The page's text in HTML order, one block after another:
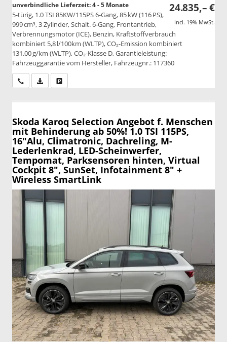
24.835,– €
incl. 19% MwSt.
unverbindliche Lieferzeit: 4 - 5 Monate
5-türig, 1.0 TSI 85KW/115PS 6-Gang, 85 kW (116 PS),
999 cm³, 3 Zylinder, Schalt. 6-Gang, Frontantrieb,
Verbrennungsmotor (ICE), Benzin, Kraftstoffverbrauch
kombiniert 5,8 l/100km (WLTP), CO₂-Emission kombiniert
131.00 g/km (WLTP), CO₂-Klasse D, Garantieleistung:
Fahrzeuggarantie vom Hersteller, Fahrzeugnr.: 117360
Wir rufen Sie anPDF-Datei, Fahrzeugexposé drucken
Skoda Karoq Selection Angebot f. Menschen
mit Behinderung ab 50%! 1.0 TSI 115PS,
16"Alu, Climatronic, Dachreling, M-
Lederlenkrad, LED-Scheinwerfer,
Tempomat, Parksensoren hinten, Virtual
Cockpit 8", SunSet, Infotainment 8" +
Wireless SmartLink